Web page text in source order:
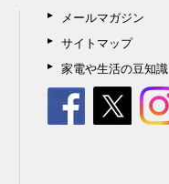
メールマガジン
サイトマップ
家電や生活の豆知識